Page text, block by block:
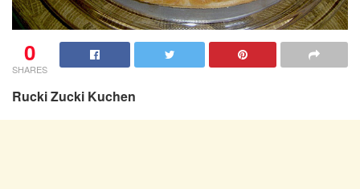
0
SHARES
Rucki Zucki Kuchen